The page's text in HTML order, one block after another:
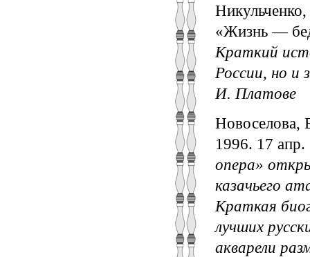
«Жизнь —
Краткий
России, но и
И. Платове
Новоселова,
1996. 17
опера»
казачьего
Краткая
лучших
акварели